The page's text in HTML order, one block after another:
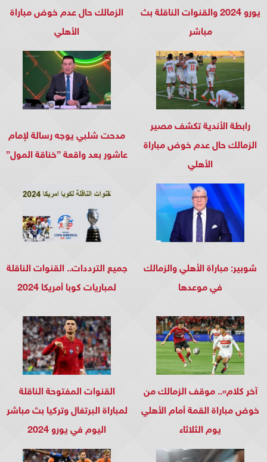
يورو 2024 والقنوات الناقلة بث
مباشر
الزمالك حال عدم خوض مباراة
الأهلي
رابطة الأندية تكشف مصير
الزمالك حال عدم خوض مباراة
الأهلي
مدحت شلبي يوجه رسالة لإمام
عاشور بعد واقعة ”خناقة المول”
شوبير: مباراة الأهلي والزمالك
في موعدها
جميع الترددات.. القنوات الناقلة
لمباريات كوبا أمريكا 2024
آخر كلام».. موقف الزمالك من
خوض مباراة القمة أمام الأهلي
يوم الثلاثاء
القنوات المفتوحة الناقلة
لمباراة البرتغال وتركيا بث مباشر
اليوم في يورو 2024